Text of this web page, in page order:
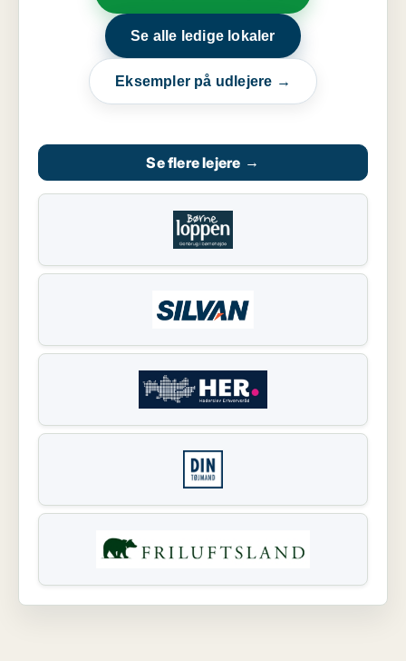
Se alle ledige lokaler
Eksempler på udlejere →
Se flere lejere →